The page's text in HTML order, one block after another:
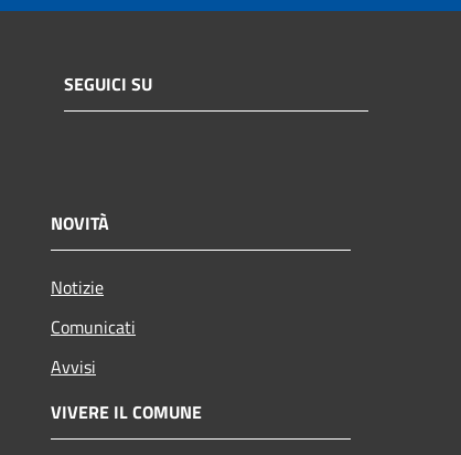
SEGUICI SU
NOVITÀ
Notizie
Comunicati
Avvisi
VIVERE IL COMUNE